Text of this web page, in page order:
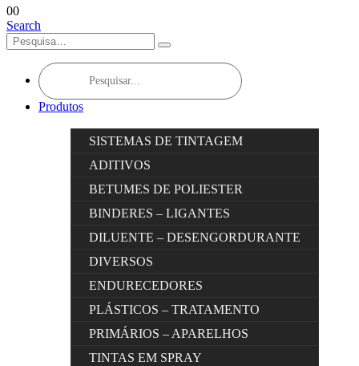
00
Search
Products
search
Produtos
SISTEMAS DE TINTAGEM
ADITIVOS
BETUMES DE POLIESTER
BINDERES – LIGANTES
DILUENTE – DESENGORDURANTE
DIVERSOS
ENDURECEDORES
PLÁSTICOS – TRATAMENTO
PRIMÁRIOS – APARELHOS
TINTAS EM SPRAY